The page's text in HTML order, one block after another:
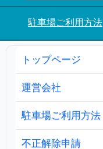
駐車場ご利用方法
トップページ
運営会社
駐車場ご利用方法
不正解除申請